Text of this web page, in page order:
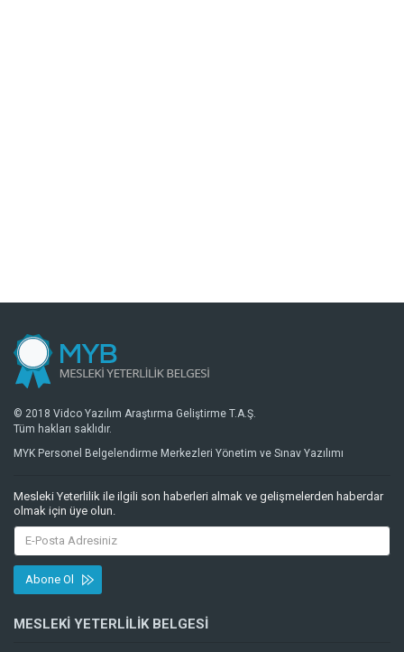
© 2018 Vidco Yazılım Araştırma Geliştirme T.A.Ş.
Tüm hakları saklıdır.
MYK Personel Belgelendirme Merkezleri Yönetim ve Sınav Yazılımı
Mesleki Yeterlilik ile ilgili son haberleri almak ve gelişmelerden haberdar
olmak için üye olun.
Abone Ol
MESLEKI YETERLILIK BELGESI